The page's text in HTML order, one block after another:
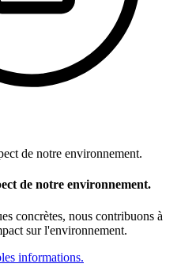
de notre environnement.
concrètes, nous contribuons à
sur l'environnement.
informations.